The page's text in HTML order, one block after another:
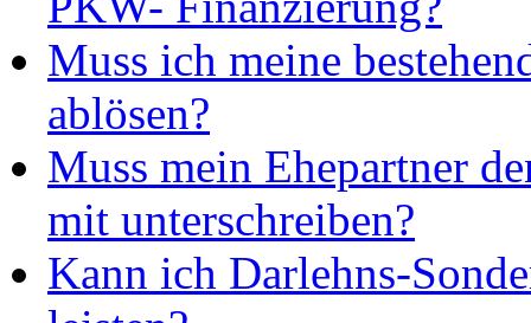
Muss ich meine
ablösen?
Muss mein Ehepartner
mit unterschreiben?
Kann ich Darlehns-